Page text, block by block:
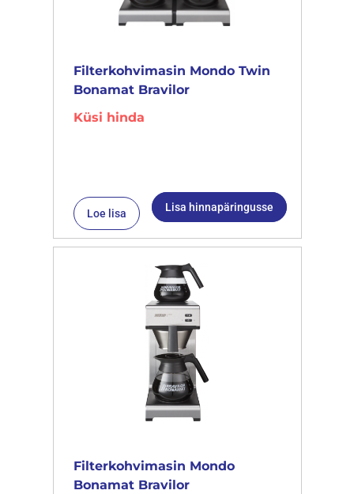
Filterkohvimasin Mondo Twin
Bonamat Bravilor
Küsi hinda
Loe lisa Lisa hinnapäringusse
Filterkohvimasin Mondo
Bonamat Bravilor